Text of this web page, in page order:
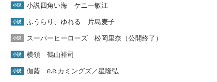
小説 小説四角い海 ケニー敏江
小説 ふうらり、ゆれる 片島麦子
小説 スーパーヒーローズ 松岡里奈（公開終了）
小説 横領 鶴山裕司
小説 伽藍 e.e.カミングズ／星隆弘